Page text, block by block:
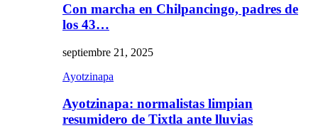
Con marcha en Chilpancingo, padres de
los 43…
septiembre 21, 2025
Ayotzinapa
Ayotzinapa: normalistas limpian
resumidero de Tixtla ante lluvias